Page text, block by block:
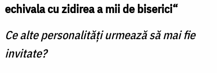
echivala cu zidirea a mii de biserici“
Ce alte personalităţi urmează să mai fie
invitate?